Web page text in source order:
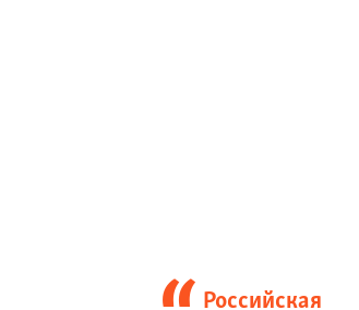
Российская